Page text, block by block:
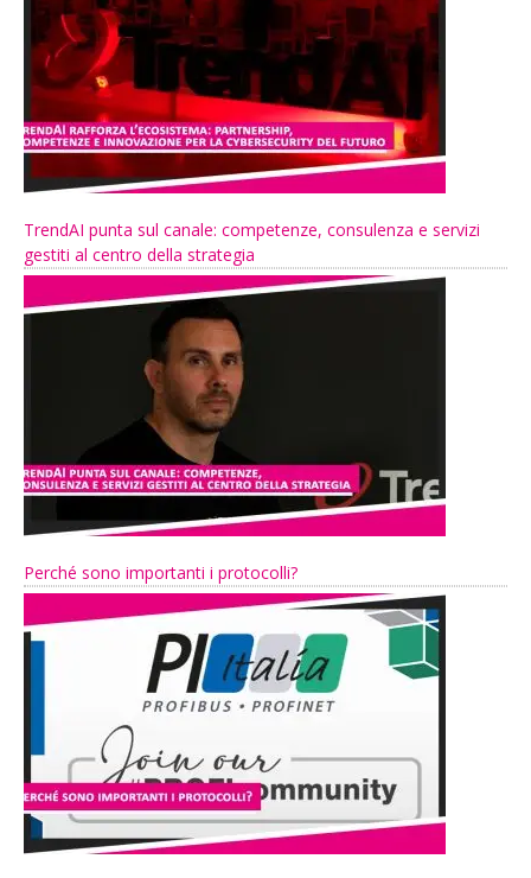
TrendAI punta sul canale: competenze, consulenza e servizi
gestiti al centro della strategia
Perché sono importanti i protocolli?